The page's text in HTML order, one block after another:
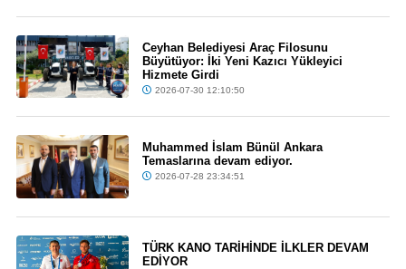
Ceyhan Belediyesi Araç Filosunu
Büyütüyor: İki Yeni Kazıcı Yükleyici
Hizmete Girdi
2026-07-30 12:10:50
Muhammed İslam Bünül Ankara
Temaslarına devam ediyor.
2026-07-28 23:34:51
TÜRK KANO TARİHİNDE İLKLER DEVAM
EDİYOR